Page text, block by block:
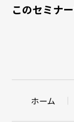
このセミナ
ホーム